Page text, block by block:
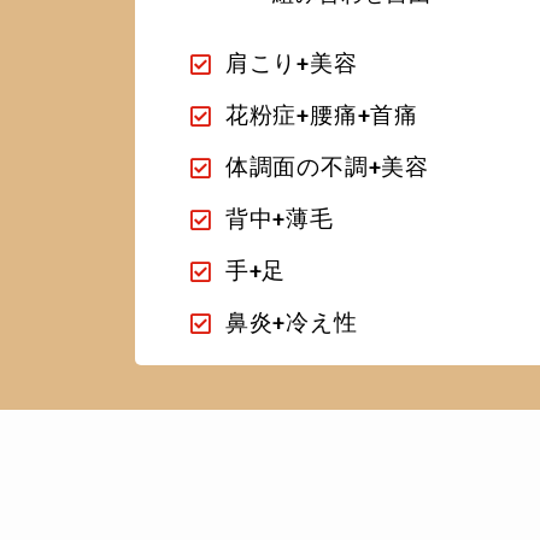
肩こり+美容
花粉症+腰痛+首痛
体調面の不調+美容
背中+薄毛
手+足
鼻炎+冷え性